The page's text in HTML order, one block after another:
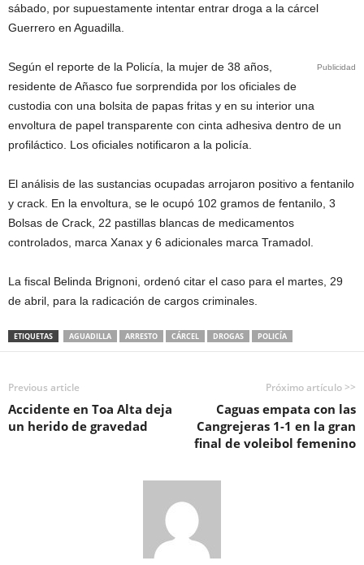
sábado, por supuestamente intentar entrar droga a la cárcel
Guerrero en Aguadilla.
Publicidad
Según el reporte de la Policía, la mujer de 38 años,
residente de Añasco fue sorprendida por los oficiales de
custodia con una bolsita de papas fritas y en su interior una
envoltura de papel transparente con cinta adhesiva dentro de un
profiláctico. Los oficiales notificaron a la policía.
El análisis de las sustancias ocupadas arrojaron positivo a fentanilo
y crack. En la envoltura, se le ocupó 102 gramos de fentanilo, 3
Bolsas de Crack, 22 pastillas blancas de medicamentos
controlados, marca Xanax y 6 adicionales marca Tramadol.
La fiscal Belinda Brignoni, ordenó citar el caso para el martes, 29
de abril, para la radicación de cargos criminales.
ETIQUETAS AGUADILLA ARRESTO CÁRCEL DROGAS POLICÍA
Previous article
Accidente en Toa Alta deja
un herido de gravedad
Próximo artículo >>
Caguas empata con las
Cangrejeras 1-1 en la gran
final de voleibol femenino